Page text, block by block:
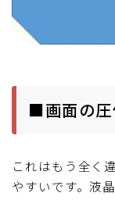
■画面の圧
これはもう全く
やすいです。液